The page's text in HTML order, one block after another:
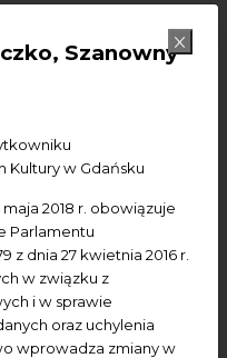
Szanowny
Kultury w Gdańsku
2018 r. obowiązuje
Parlamentu
z dnia 27 kwietnia 2016 r.
w związku z
i w sprawie
oraz uchylenia
wprowadza zmiany w
plan naszych
koncerty,
Czekamy na
“Lider_ka
godz. 9.00-